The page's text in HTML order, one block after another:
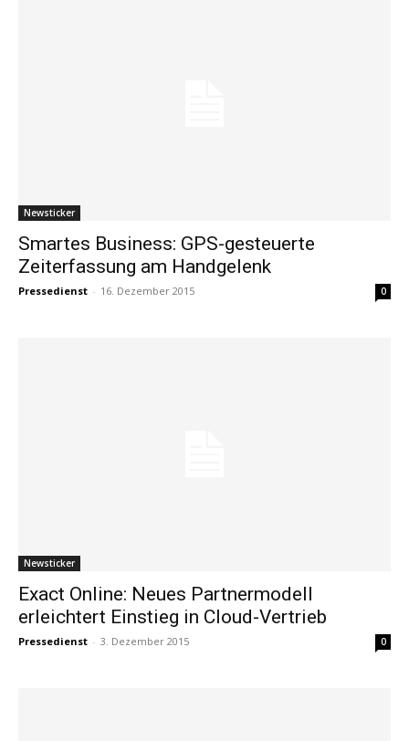
Newsticker
Smartes Business: GPS-gesteuerte
Zeiterfassung am Handgelenk
Pressedienst - 16. Dezember 2015 0
Newsticker
Exact Online: Neues Partnermodell
erleichtert Einstieg in Cloud-Vertrieb
Pressedienst - 3. Dezember 2015 0